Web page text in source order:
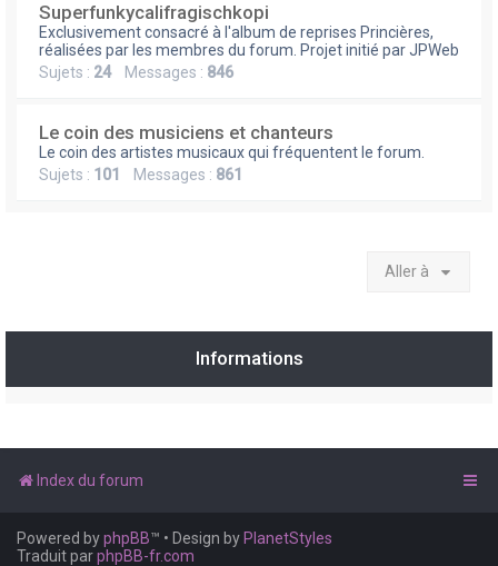
Superfunkycalifragischkopi
Exclusivement consacré à l'album de reprises Princières,
réalisées par les membres du forum. Projet initié par JPWeb
Sujets : 24Messages : 846
Le coin des musiciens et chanteurs
Le coin des artistes musicaux qui fréquentent le forum.
Sujets : 101 Messages : 861
Aller à
Informations
Index du forum
Powered byphpBB™ • Design by PlanetStyles
Traduit parphpBB-fr.com